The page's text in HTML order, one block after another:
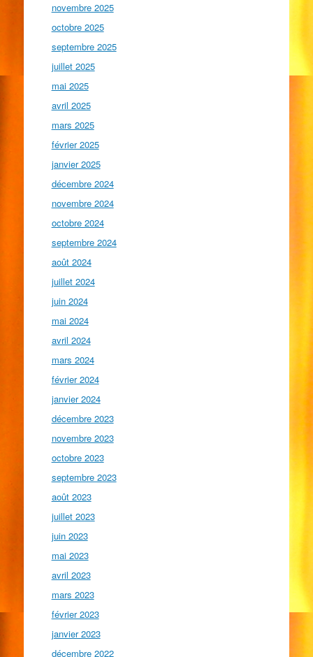
novembre 2025
octobre 2025
septembre 2025
juillet 2025
mai 2025
avril 2025
mars 2025
février 2025
janvier 2025
décembre 2024
novembre 2024
octobre 2024
septembre 2024
août 2024
juillet 2024
juin 2024
mai 2024
avril 2024
mars 2024
février 2024
janvier 2024
décembre 2023
novembre 2023
octobre 2023
septembre 2023
août 2023
juillet 2023
juin 2023
mai 2023
avril 2023
mars 2023
février 2023
janvier 2023
décembre 2022